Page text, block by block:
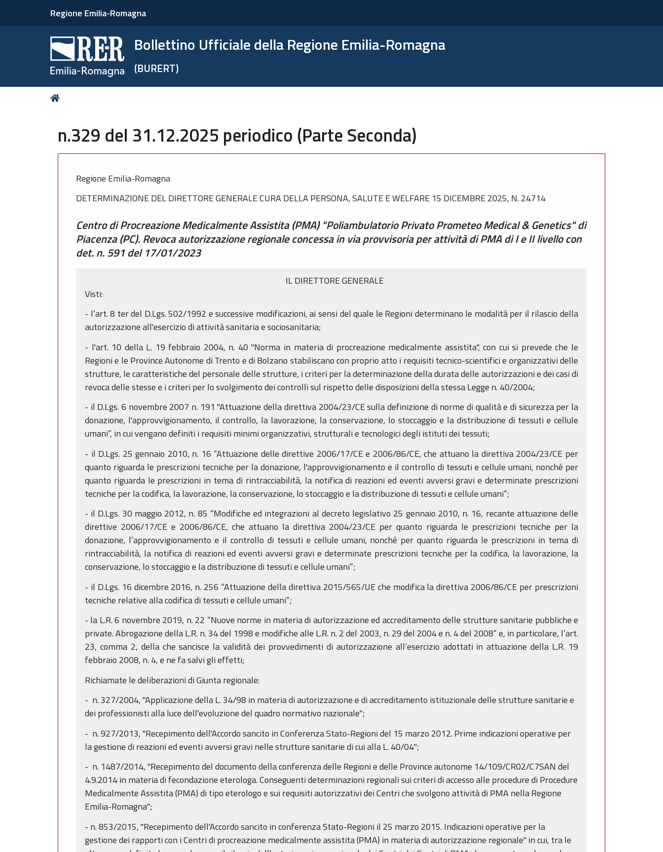
Regione Emilia-Romagna
Bollettino Ufficiale della Regione Emilia-Romagna
(BURERT)
Tu
n.329 del 31.12.2025 periodico (Parte Seconda)
Regione Emilia-Romagna
DETERMINAZIONE DEL DIRETTORE GENERALE CURA DELLA PERSONA, SALUTE E WELFARE 15 DICEMBRE 2025, N. 24714
Centro di Procreazione Medicalmente Assistita (PMA) "Poliambulatorio Privato Prometeo Medical & Genetics" di
Piacenza (PC). Revoca autorizzazione regionale concessa in via provvisoria per attività di PMA di I e II livello con
det. n. 591 del 17/01/2023
IL DIRETTORE GENERALE
Visti:
- l’art. 8 ter del D.Lgs. 502/1992 e successive modificazioni, ai sensi del quale le Regioni determinano le modalità per il rilascio della
autorizzazione all'esercizio di attività sanitaria e sociosanitaria;
- l'art. 10 della L. 19 febbraio 2004, n. 40 "Norma in materia di procreazione medicalmente assistita", con cui si prevede che le
Regioni e le Province Autonome di Trento e di Bolzano stabiliscano con proprio atto i requisiti tecnico-scientifici e organizzativi delle
strutture, le caratteristiche del personale delle strutture, i criteri per la determinazione della durata delle autorizzazioni e dei casi di
revoca delle stesse e i criteri per lo svolgimento dei controlli sul rispetto delle disposizioni della stessa Legge n. 40/2004;
- il D.Lgs. 6 novembre 2007 n. 191 "Attuazione della direttiva 2004/23/CE sulla definizione di norme di qualità e di sicurezza per la
donazione, l'approvvigionamento, il controllo, la lavorazione, la conservazione, lo stoccaggio e la distribuzione di tessuti e cellule
umani”, in cui vengano definiti i requisiti minimi organizzativi, strutturali e tecnologici degli istituti dei tessuti;
- il D.Lgs. 25 gennaio 2010, n. 16 “Attuazione delle direttive 2006/17/CE e 2006/86/CE, che attuano la direttiva 2004/23/CE per
quanto riguarda le prescrizioni tecniche per la donazione, l'approvvigionamento e il controllo di tessuti e cellule umani, nonché per
quanto riguarda le prescrizioni in tema di rintracciabilità, la notifica di reazioni ed eventi avversi gravi e determinate prescrizioni
tecniche per la codifica, la lavorazione, la conservazione, lo stoccaggio e la distribuzione di tessuti e cellule umani”;
- il D.Lgs. 30 maggio 2012, n. 85 “Modifiche ed integrazioni al decreto legislativo 25 gennaio 2010, n. 16, recante attuazione delle
direttive 2006/17/CE e 2006/86/CE, che attuano la direttiva 2004/23/CE per quanto riguarda le prescrizioni tecniche per la
donazione, l’approvvigionamento e il controllo di tessuti e cellule umani, nonché per quanto riguarda le prescrizioni in tema di
rintracciabilità, la notifica di reazioni ed eventi avversi gravi e determinate prescrizioni tecniche per la codifica, la lavorazione, la
conservazione, lo stoccaggio e la distribuzione di tessuti e cellule umani”;
- il D.Lgs. 16 dicembre 2016, n. 256 “Attuazione della direttiva 2015/565/UE che modifica la direttiva 2006/86/CE per prescrizioni
tecniche relative alla codifica di tessuti e cellule umani”;
- la L.R. 6 novembre 2019, n. 22 “Nuove norme in materia di autorizzazione ed accreditamento delle strutture sanitarie pubbliche e
private. Abrogazione della L.R. n. 34 del 1998 e modifiche alle L.R. n. 2 del 2003, n. 29 del 2004 e n. 4 del 2008” e, in particolare, l’art.
23, comma 2, della che sancisce la validità dei provvedimenti di autorizzazione all’esercizio adottati in attuazione della L.R. 19
febbraio 2008, n. 4, e ne fa salvi gli effetti;
Richiamate le deliberazioni di Giunta regionale:
- n. 327/2004, "Applicazione della L. 34/98 in materia di autorizzazione e di accreditamento istituzionale delle strutture sanitarie e
dei professionisti alla luce dell'evoluzione del quadro normativo nazionale";
- n. 927/2013, "Recepimento dell'Accordo sancito in Conferenza Stato-Regioni del 15 marzo 2012. Prime indicazioni operative per
la gestione di reazioni ed eventi avversi gravi nelle strutture sanitarie di cui alla L. 40/04";
- n. 1487/2014, "Recepimento del documento della conferenza delle Regioni e delle Province autonome 14/109/CR02/C7SAN del
4.9.2014 in materia di fecondazione eterologa. Conseguenti determinazioni regionali sui criteri di accesso alle procedure di Procedure
Medicalmente Assistita (PMA) di tipo eterologo e sui requisiti autorizzativi dei Centri che svolgono attività di PMA nella Regione
Emilia-Romagna";
- n. 853/2015, "Recepimento dell'Accordo sancito in conferenza Stato-Regioni il 25 marzo 2015. Indicazioni operative per la
gestione dei rapporti con i Centri di procreazione medicalmente assistita (PMA) in materia di autorizzazione regionale" in cui, tra le